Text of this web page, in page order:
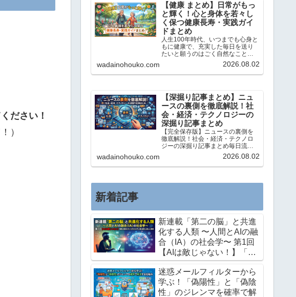
ださい！
）
か...
【健康 まとめ】日常がもっ
と輝く！心と身体を若々し
く保つ健康長寿・実践ガイ
ドまとめ
人生100年時代、いつまでも心身と
もに健康で、充実した毎日を送り
たいと願うのはごく自然なことで
す。こんにちは、「ちょっと気に
なる話題の宝庫」です。この記事
では、私が日々リサーチし、独自
wadainohouko.com 2026.08.02
【深掘り記事まとめ】ニュ
ースの裏側を徹底解説！社
会・経済・テクノロジーの
深掘り記事まとめ
【完全保存版】ニュースの裏側を
徹底解説！社会・経済・テクノロ
ジーの深掘り記事まとめ毎日流れ
てくるニュースの表面だけを追っ
ていては、社会の本当の姿は見え
てきません。こんにちは、「ちょ
この記事では、私が長年培ってき...
wadainohouko.com 2026.08.02
新着記事
新連載「第二の脳」と共進
化する人類 〜人間とAIの融
合（IA）の社会学〜 第1回
【AIは敵じゃない！】「知
能の拡張（IA）」がもたら
す人類の進化と新しい未来
迷惑メールフィルターから
学ぶ！「偽陽性」と「偽陰
性」のジレンマを確率で解